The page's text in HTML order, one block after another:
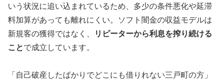
いう状況に追い込まれているため、多少の条件悪化や延滞
料加算があっても離れにくい。ソフト闇金の収益モデルは
新規客の獲得ではなく、
リピーターから利息を搾り続ける
ことで成立しています。
「自己破産したばかりでどこにも借りれない三戸町の方」